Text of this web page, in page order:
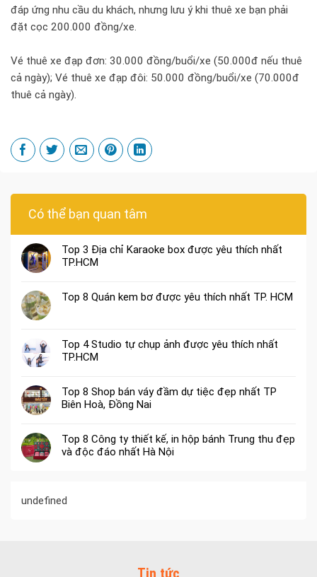
đáp ứng nhu cầu du khách, nhưng lưu ý khi thuê xe bạn phải
đặt cọc 200.000 đồng/xe.
Vé thuê xe đạp đơn: 30.000 đồng/buổi/xe (50.000đ nếu thuê
cả ngày); Vé thuê xe đạp đôi: 50.000 đồng/buổi/xe (70.000đ
thuê cả ngày).
Có thể bạn quan tâm
Top 3 Địa chỉ Karaoke box được yêu thích nhất
TP.HCM
Top 8 Quán kem bơ được yêu thích nhất TP. HCM
Top 4 Studio tự chụp ảnh được yêu thích nhất
TP.HCM
Top 8 Shop bán váy đầm dự tiệc đẹp nhất TP
Biên Hoà, Đồng Nai
Top 8 Công ty thiết kế, in hộp bánh Trung thu đẹp
và độc đáo nhất Hà Nội
undefined
Tin tức